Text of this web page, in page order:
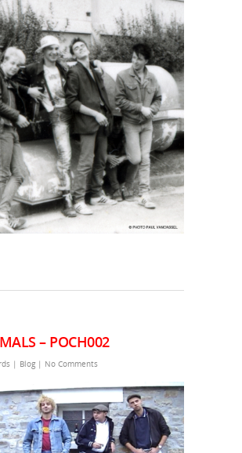
– POCH002
| Blog | No Comments